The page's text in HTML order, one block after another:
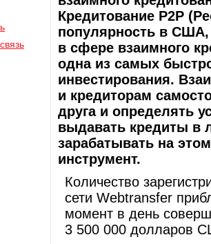
Кредитование P2P
популярность в США,
в сфере взаимного
одна из самых
инвестирования.
и кредиторам
друга и определять
выдавать кредиты в
зарабатывать на
инструмент.
Количество
сети Webtransfer
момент в день
3 500 000 долларов